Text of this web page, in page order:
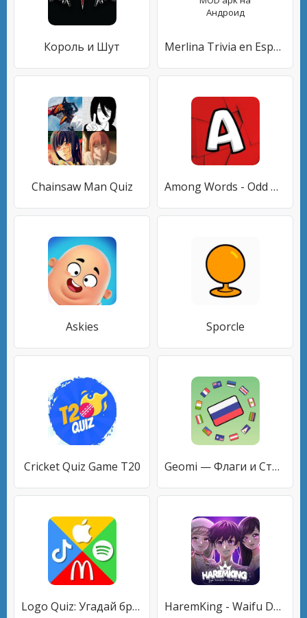
Король и Шут Merlina Trivia en Español
Chainsaw Man Quiz Among Words - Odd Word Out
Askies Sporcle
Cricket Quiz Game T20 Geomi — Флаги и Страны
Logo Quiz: Угадай бренд! HaremKing - Waifu Dating Sim